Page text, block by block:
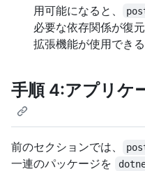
用可能になると、
必要な依存関係が復
拡張機能が使用でき
手順 4:アプリケ
前のセクションでは、
一連のパッケージを